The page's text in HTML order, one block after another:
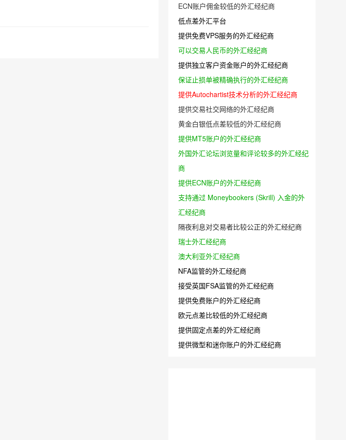
ECN账户佣金较低的外汇经纪商
低点差外汇平台
提供免费VPS服务的外汇经纪商
可以交易人民币的外汇经纪商
提供独立客户资金账户的外汇经纪商
保证止损单被精确执行的外汇经纪商
提供Autochartist技术分析的外汇经纪商
提供交易社交网络的外汇经纪商
黄金白银低点差较低的外汇经纪商
提供MT5账户的外汇经纪商
外国外汇论坛浏览量和评论较多的外汇经纪
商
提供ECN账户的外汇经纪商
支持通过 Moneybookers (Skrill) 入金的外
汇经纪商
隔夜利息对交易者比较公正的外汇经纪商
瑞士外汇经纪商
澳大利亚外汇经纪商
NFA监管的外汇经纪商
接受英国FSA监管的外汇经纪商
提供免费账户的外汇经纪商
欧元点差比较低的外汇经纪商
提供固定点差的外汇经纪商
提供微型和迷你账户的外汇经纪商